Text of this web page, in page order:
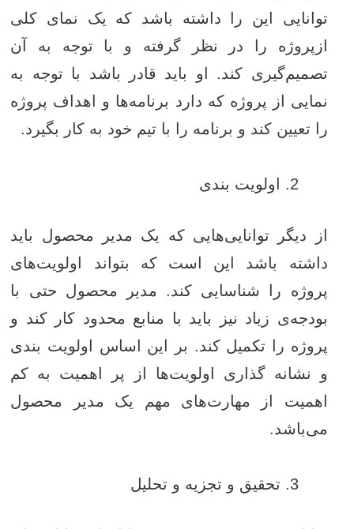
توانایی این را داشته باشد که یک نمای کلی
ازپروژه را در نظر گرفته و با توجه به آن
تصمیم‌گیری کند. او باید قادر باشد با توجه به
نمایی از پروژه که دارد برنامه‌ها و اهداف پروژه
را تعیین کند و برنامه را با تیم خود به کار بگیرد.
اولویت بندی
از دیگر توانایی‌هایی که یک مدیر محصول باید
داشته باشد این است که بتواند اولویت‌های
پروژه را شناسایی کند. مدیر محصول حتی با
بودجه‌ی زیاد نیز باید با منابع محدود کار کند و
پروژه را تکمیل کند. بر این اساس اولویت بندی
و نشانه گذاری اولویت‌ها از پر اهمیت به کم
اهمیت از مهارت‌های مهم یک مدیر محصول
می‌باشد.
تحقیق و تجزیه و تحلیل